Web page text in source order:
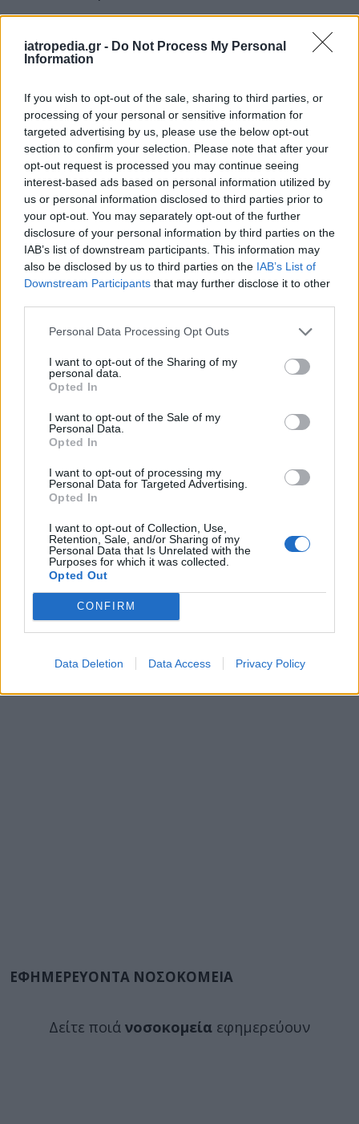
iatropedia.gr - Do Not Process My Personal
Information
If you wish to opt-out of the sale, sharing to third parties, or
processing of your personal or sensitive information for
targeted advertising by us, please use the below opt-out
section to confirm your selection. Please note that after your
opt-out request is processed you may continue seeing
interest-based ads based on personal information utilized by
us or personal information disclosed to third parties prior to
your opt-out. You may separately opt-out of the further
disclosure of your personal information by third parties on the
IAB’s list of downstream participants. This information may
also be disclosed by us to third parties on the IAB’s List of
Downstream Participants that may further disclose it to other
Personal Data Processing Opt Outs
I want to opt-out of the Sharing of my
personal data.
Opted In
I want to opt-out of the Sale of my
Personal Data.
Opted In
I want to opt-out of processing my
Personal Data for Targeted Advertising.
Opted In
I want to opt-out of Collection, Use,
Retention, Sale, and/or Sharing of my
Personal Data that Is Unrelated with the
Purposes for which it was collected.
Opted Out
CONFIRM
Data Deletion Data Access Privacy Policy
Καύσωνας: Οι κίνδυνοι για όσους κάνουν θεραπεία
ΕΙΔΗΣΕΙΣ 07 Αυγούστου 2026 19:33
ΙΣΑ: «Καμπανάκι» για τον ιό του Δυτικού Νείλου στην
Αττική – Τι ζητά από τις Αρχές
ΔΙΑΤΡΟΦΗ 07 Αυγούστου 2026 19:06
Κεχρί: Πώς μια ενισχυμένη ποικιλία μπορεί να
«γεμίσει» σίδηρο τα παιδιά, χωρίς παρενέργειες
ΕΦΗΜΕΡΕΥΟΝΤΑ ΝΟΣΟΚΟΜΕΙΑ
Δείτε ποιά νοσοκομεία εφημερεύουν